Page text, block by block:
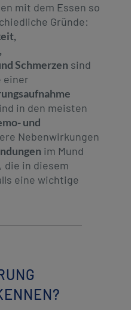
mit dem Essen so
Gründe:
Schmerzen sind
einer
in den meisten
und
Nebenwirkungen
im Mund
die in diesem
eine wichtige